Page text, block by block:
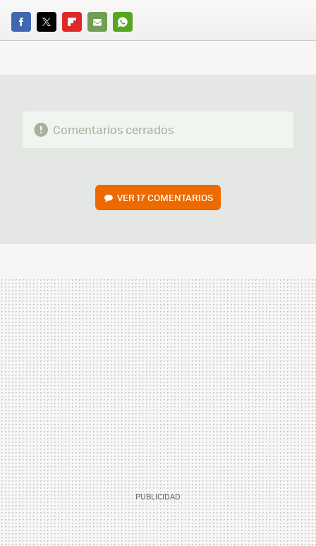
FACEBOOK
TWITTERFLIPBOARD
E-
WHATSAPP
Comentarios cerrados
VER17 COMENTARIOS